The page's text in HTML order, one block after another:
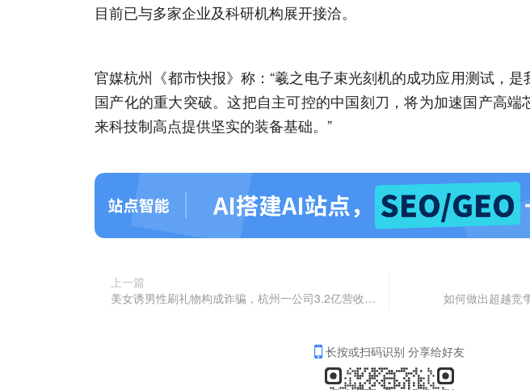
目前已与多家企业及科研机构展开接洽。
官媒杭州《都市快报》称：“羲之电子束光刻机的成功应用测试，
国产化的重大突破。这把自主可控的中国刻刀，将为加速国产高端
来科技制高点提供坚实的装备基础。”
上一篇
美女诱男性刷礼物构成诈骗，杭州一公司3.2亿营收成赃款
如何做出超越竞
长按或扫码识别 分享给好友